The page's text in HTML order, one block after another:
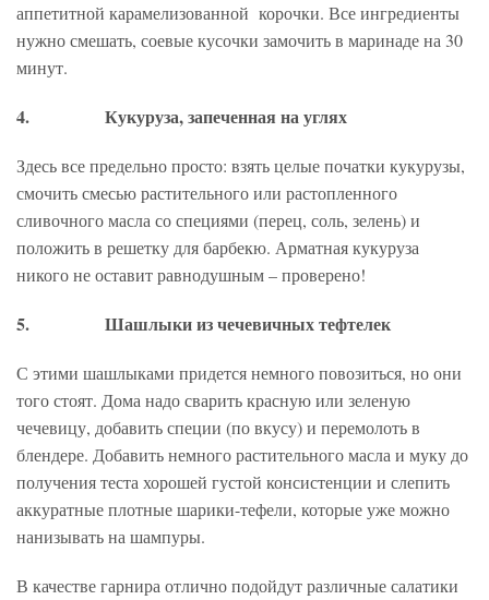
аппетитной карамелизованной корочки. Все ингредиенты
нужно смешать, соевые кусочки замочить в маринаде на 30
минут.
4. Кукуруза, запеченная на углях
Здесь все предельно просто: взять целые початки кукурузы,
смочить смесью растительного или растопленного
сливочного масла со специями (перец, соль, зелень) и
положить в решетку для барбекю. Арматная кукуруза
никого не оставит равнодушным – проверено!
5. Шашлыки из чечевичных тефтелек
С этими шашлыками придется немного повозиться, но они
того стоят. Дома надо сварить красную или зеленую
чечевицу, добавить специи (по вкусу) и перемолоть в
блендере. Добавить немного растительного масла и муку до
получения теста хорошей густой консистенции и слепить
аккуратные плотные шарики-тефели, которые уже можно
нанизывать на шампуры.
В качестве гарнира отлично подойдут различные салатики